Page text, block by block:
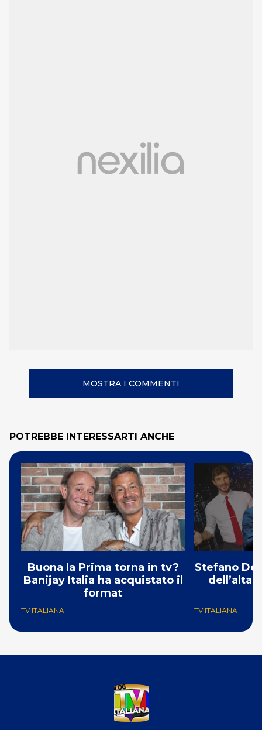
MOSTRA I COMMENTI
POTREBBE INTERESSARTI ANCHE
Buona la Prima torna in tv?
Banijay Italia ha acquistato il
format
TV ITALIANA
Stefano
TV ITALIANA